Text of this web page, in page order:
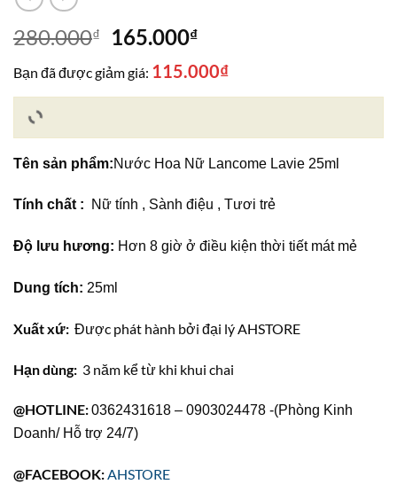
280.000₫
Giá
là:
280.000₫.
165.000₫Giá
tại
là:
Bạn đã được giảm giá: 115.000₫
Tên sản phẩm:Nước Hoa Nữ Lancome Lavie 25ml
Tính chất : Nữ tính , Sành điệu , Tươi trẻ
Độ lưu hương: Hơn 8 giờ ở điều kiện thời tiết mát mẻ
Dung tích: 25ml
Xuất xứ: Được phát hành bởi đại lý AHSTORE
Hạn dùng: 3 năm kể từ khi khui chai
@HOTLINE:0362431618 – 0903024478 -(Phòng Kinh
Doanh/ Hỗ trợ 24/7)
@FACEBOOK:AHSTORE